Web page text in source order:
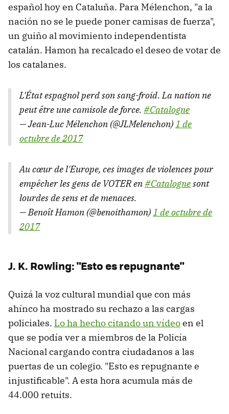
español hoy en Cataluña. Para Mélenchon, "a la
nación no se le puede poner camisas de fuerza",
un guiño al movimiento independentista
catalán. Hamon ha recalcado el deseo de votar de
los catalanes.
L'État espagnol perd son sang-froid. La nation ne
peut être une camisole de force. #Catalogne
— Jean-Luc Mélenchon (@JLMelenchon)1 de
octubre de 2017
Au cœur de l'Europe, ces images de violences pour
empêcher les gens de VOTER en#Catalognesont
lourdes de sens et de menaces.
— Benoît Hamon (@benoithamon)1 de octubre de
2017
J. K. Rowling: "Esto es repugnante"
Quizá la voz cultural mundial que con más
ahínco ha mostrado su rechazo a las cargas
policiales. Lo ha hecho citando un vídeoen el
que se podía ver a miembros de la Policía
Nacional cargando contra ciudadanos a las
puertas de un colegio. "Esto es repugnante e
injustificable". A esta hora acumula más de
44.000 retuits.